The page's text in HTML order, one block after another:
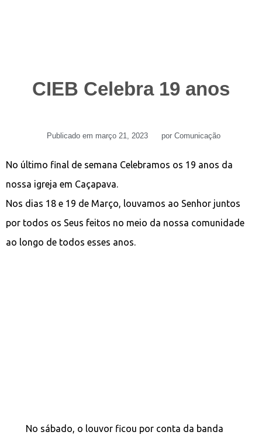
CIEB Celebra 19 anos
Publicado em março 21, 2023 porComunicação
No último final de semana Celebramos os 19 anos da
nossa igreja em Caçapava.
Nos dias 18 e 19 de Março, louvamos ao Senhor juntos
por todos os Seus feitos no meio da nossa comunidade
ao longo de todos esses anos.
No sábado, o louvor ficou por conta da banda